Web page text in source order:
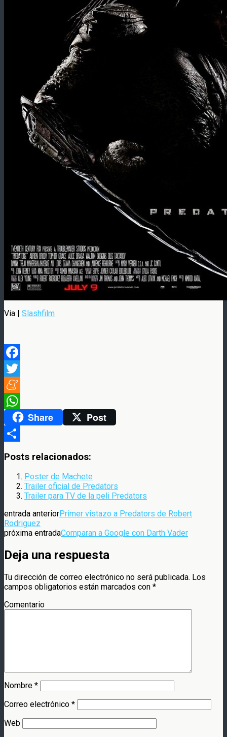
Via | Slashfilm
Facebook
Twitter
Meneame
WhatsAppShare Post
Posts relacionados:
Poster de Machete
Trailer oficial de Predators
Trailer para TV de la peli Predators
entrada anteriorPrimer vistazo a Predators de Robert
Rodriguez
próxima entradaComparan a Google con Darth Vader
Deja una respuesta
Tu dirección de correo electrónico no será publicada. Los
campos obligatorios están marcados con *
Comentario
Nombre *
Correo electrónico *
Web